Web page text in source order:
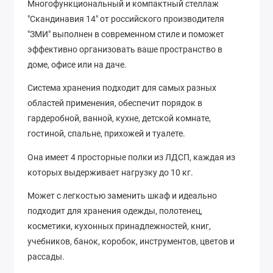
Многофункциональный и компактный стеллаж
"Скандинавия 14" от российского производителя
"ЗМИ" выполнен в современном стиле и поможет
эффективно организовать ваше пространство в
доме, офисе или на даче.
Система хранения подходит для самых разных
областей применения, обеспечит порядок в
гардеробной, ванной, кухне, детской комнате,
гостиной, спальне, прихожей и туалете.
Она имеет 4 просторные полки из ЛДСП, каждая из
которых выдерживает нагрузку до 10 кг.
Может с легкостью заменить шкаф и идеально
подходит для хранения одежды, полотенец,
косметики, кухонных принадлежностей, книг,
учебников, банок, коробок, инструментов, цветов и
рассады.